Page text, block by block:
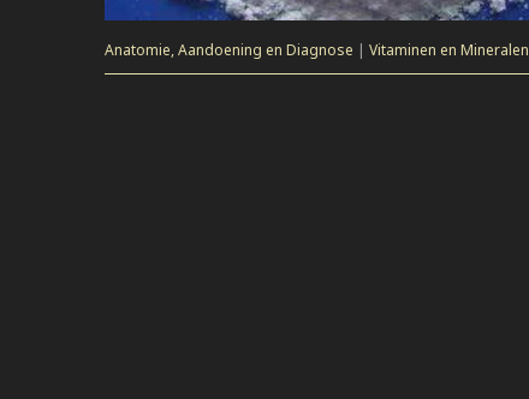
Anatomie, Aandoening en Diagnose | Vitaminen en Mineralen